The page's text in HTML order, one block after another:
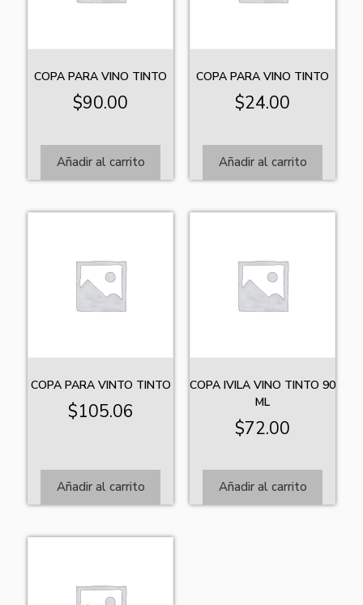
COPA PARA VINO TINTO
$90.00
Añadir al carrito
COPA PARA VINO TINTO
$24.00
Añadir al carrito
COPA PARA VINTO TINTO
$105.06
Añadir al carrito
COPA IVILA VINO TINTO 90
ML
$72.00
Añadir al carrito